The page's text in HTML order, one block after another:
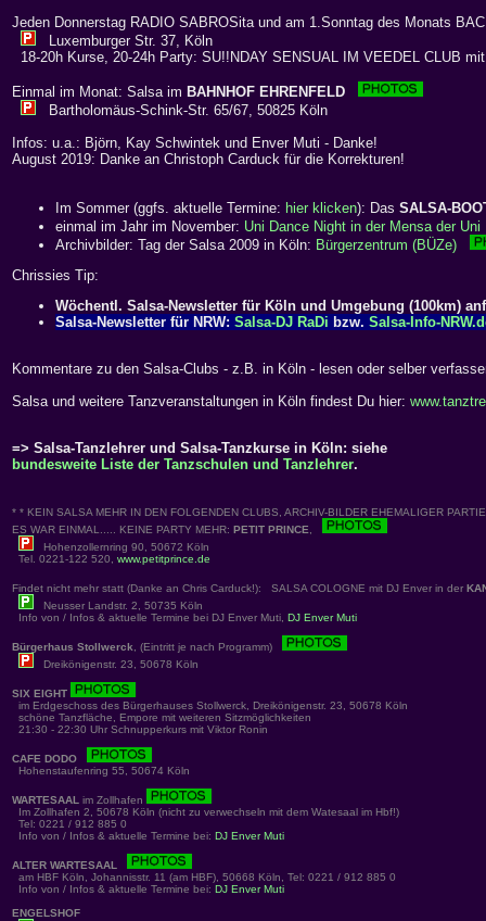
Jeden Donnerstag RADIO SABROSita und am 1.Sonntag des Monats
Luxemburger Str. 37, Köln
18-20h Kurse, 20-24h Party: SU!!NDAY SENSUAL IM VEEDEL CLUB
Einmal im Monat: Salsa im BAHNHOF EHRENFELD
Bartholomäus-Schink-Str. 65/67, 50825 Köln
Infos: u.a.: Björn, Kay Schwintek und Enver Muti - Danke!
August 2019: Danke an Christoph Carduck für die Korrekturen!
Im Sommer (ggfs. aktuelle Termine: hier klicken): Das SALSA-
einmal im Jahr im November: Uni Dance Night in der Mensa der
Archivbilder: Tag der Salsa 2009 in Köln: Bürgerzentrum (BÜZe)
Chrissies Tip:
Wöchentl. Salsa-Newsletter für Köln und Umgebung (100km)
Salsa-Newsletter für NRW: Salsa-DJ RaDi bzw. Salsa-Info-
Kommentare zu den Salsa-Clubs - z.B. in Köln - lesen oder selber
Salsa und weitere Tanzveranstaltungen in Köln findest Du hier:
=> Salsa-Tanzlehrer und Salsa-Tanzkurse in Köln: siehe
bundesweite Liste der Tanzschulen und Tanzlehrer.
* * KEIN SALSA MEHR IN DEN FOLGENDEN CLUBS, ARCHIV-BILDER EHEMALIGER
ES WAR EINMAL..... KEINE PARTY MEHR: PETIT PRINCE,
Hohenzollernring 90, 50672 Köln
Tel. 0221-122 520, www.petitprince.de
Findet nicht mehr statt (Danke an Chris Carduck!): SALSA COLOGNE mit DJ Enver in der
Neusser Landstr. 2, 50735 Köln
Info von / Infos & aktuelle Termine bei DJ Enver Muti, DJ Enver Muti
Bürgerhaus Stollwerck, (Eintritt je nach Programm)
Dreikönigenstr. 23, 50678 Köln
SIX EIGHT
im Erdgeschoss des Bürgerhauses Stollwerck, Dreikönigenstr. 23, 50678 Köln
schöne Tanzfläche, Empore mit weiteren Sitzmöglichkeiten
21:30 - 22:30 Uhr Schnupperkurs mit Viktor Ronin
CAFE DODO
Hohenstaufenring 55, 50674 Köln
WARTESAAL im Zollhafen
Im Zollhafen 2, 50678 Köln (nicht zu verwechseln mit dem Watesaal im Hbf!)
Tel: 0221 / 912 885 0
Info von / Infos & aktuelle Termine bei: DJ Enver Muti
ALTER WARTESAAL
am HBF Köln, Johannisstr. 11 (am HBF), 50668 Köln, Tel: 0221 / 912 885 0
Info von / Infos & aktuelle Termine bei: DJ Enver Muti
ENGELSHOF